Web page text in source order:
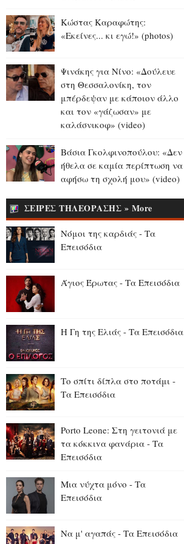
Αύγουστος 07, 2026
Παγκόσμιο Στίβου Κ20:
Ασημένιο μετάλλιο για την
μήκος (videos)
Αύγουστος 07, 2026
Madison Beer - Justin Herbert:
Το εντυπωσιακό δαχτυλίδι
αρραβώνων της
Αύγουστος 07, 2026
Όλιβερ Χάρντι: Σαν σήμερα
«Χοντρός» της μεγάλης
οθόνης (video+photo)
Αύγουστος 07, 2026
Δεκαπενταύγουστο και την
Αύγουστος 07, 2026
Χρήστο Ανθόπουλο: Η
περιπέτεια ξεκινά στο νέο
Αύγουστος 07, 2026
Mike: Τροχαίο για τον ράπερ -
για κάποιο χρονικό διάστημα»
Αύγουστος 07, 2026
Κώστας Καραφώτης:
«Εκείνες... κι εγώ!» (photos)
Ψινάκης για Νίνο: «Δούλευε
στη Θεσσαλονίκη, τον
μπέρδεψαν με κάποιον άλλο
και τον «γάζωσαν» με
καλάσνικοφ» (video)
Βάσια Γκολφινοπούλου: «Δεν
ήθελα σε καμία περίπτωση να
αφήσω τη σχολή μου» (video)
ΣΕΙΡΕΣ ΤΗΛΕΟΡΑΣΗΣ » More
Νόμοι της καρδιάς - Τα
Επεισόδια
Άγιος Έρωτας - Τα Επεισόδια
Η Γη της Ελιάς - Τα Επεισόδια
Το σπίτι δίπλα στο ποτάμι -
Τα Επεισόδια
Porto Leone: Στη γειτονιά με
τα κόκκιvα φαvάρια - Τα
Επεισόδια
Μια νύχτα μόνο - Τα
Επεισόδια
Να μ' αγαπάς - Τα Επεισόδια